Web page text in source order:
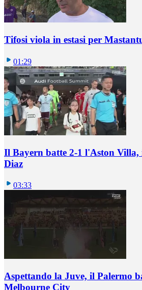
Tifosi viola in estasi per
01:29
Il Bayern batte 2-1 l'Aston
Diaz
03:33
Aspettando la Juve, il Palermo
Melbourne City